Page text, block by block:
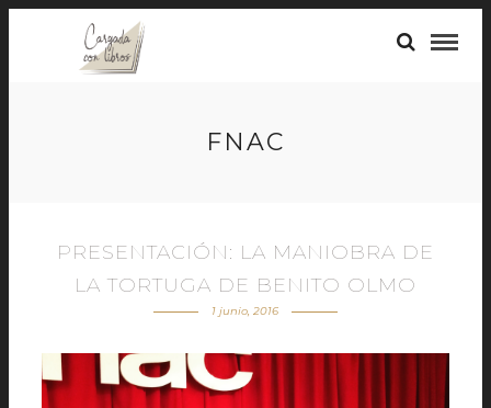
FNAC
PRESENTACIÓN: LA MANIOBRA DE
LA TORTUGA DE BENITO OLMO
1 junio, 2016